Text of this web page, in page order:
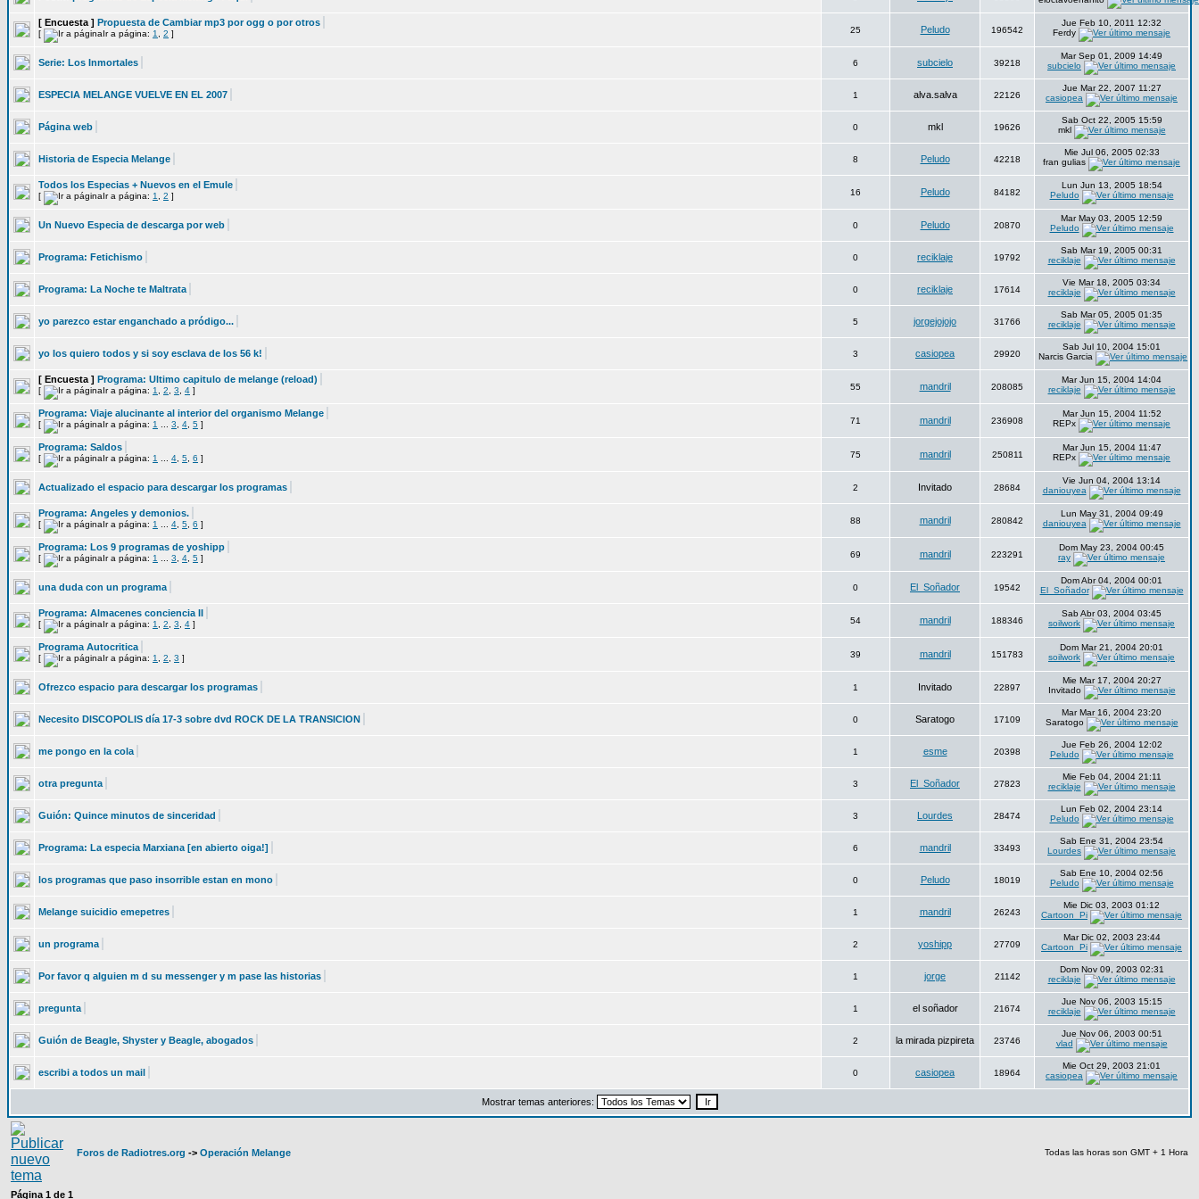
[ Encuesta ] Propuesta de Cambiar mp3 por ogg o por otros
[ Ir a página: 1 2 ] 25 Peludo 196542
Jue Feb 10, 2011 12:32
Ferdy
Serie: Los Inmortales 6 subcielo 39218
Mar Sep 01, 2009 14:49
subcielo
ESPECIA MELANGE VUELVE EN EL 2007 1 alva.salva 22126
Jue Mar 22, 2007 11:27
casiopea
Página web 0 mkl 19626
Sab Oct 22, 2005 15:59
mkl
Historia de Especia Melange 8 Peludo 42218
Mie Jul 06, 2005 02:33
fran gulias
Todos los Especias + Nuevos en el Emule
[ Ir a página: 1 2 ] 16 Peludo 84182
Lun Jun 13, 2005 18:54
Peludo
Un Nuevo Especia de descarga por web 0 Peludo 20870
Mar May 03, 2005 12:59
Peludo
Programa: Fetichismo 0 reciklaje 19792
Sab Mar 19, 2005 00:31
reciklaje
Programa: La Noche te Maltrata 0 reciklaje 17614
Vie Mar 18, 2005 03:34
reciklaje
yo parezco estar enganchado a pródigo... 5 jorgejojojo 31766
Sab Mar 05, 2005 01:35
reciklaje
yo los quiero todos y si soy esclava de los 56 k! 3 casiopea 29920
Sab Jul 10, 2004 15:01
Narcis Garcia
[ Encuesta ] Programa: Ultimo capitulo de melange (reload)
[ Ir a página: 1 2 3 4 ] 55 mandril 208085
Mar Jun 15, 2004 14:04
reciklaje
Programa: Viaje alucinante al interior del organismo Melange
[ Ir a página: 1 3 4 5 ] 71 mandril 236908
Mar Jun 15, 2004 11:52
REPx
Programa: Saldos
[ Ir a página: 1 4 5 6 ] 75 mandril 250811
Mar Jun 15, 2004 11:47
REPx
Actualizado el espacio para descargar los programas 2 Invitado 28684
Vie Jun 04, 2004 13:14
daniouyea
Programa: Angeles y demonios.
[ Ir a página: 1 4 5 6 ] 88 mandril 280842
Lun May 31, 2004 09:49
daniouyea
Programa: Los 9 programas de yoshipp
[ Ir a página: 1 3 4 5 ] 69 mandril 223291
Dom May 23, 2004 00:45
ray
una duda con un programa 0 El_Soñador 19542
Dom Abr 04, 2004 00:01
El_Soñador
Programa: Almacenes conciencia II
[ Ir a página: 1 2 3 4 ] 54 mandril 188346
Sab Abr 03, 2004 03:45
soilwork
Programa Autocritica
[ Ir a página: 1 2 3 ] 39 mandril 151783
Dom Mar 21, 2004 20:01
soilwork
Ofrezco espacio para descargar los programas 1 Invitado 22897
Mie Mar 17, 2004 20:27
Invitado
Necesito DISCOPOLIS día 17-3 sobre dvd ROCK DE LA TRANSICION 0 Saratogo 17109
Mar Mar 16, 2004 23:20
Saratogo
me pongo en la cola 1 esme 20398
Jue Feb 26, 2004 12:02
Peludo
otra pregunta 3 El_Soñador 27823
Mie Feb 04, 2004 21:11
reciklaje
Guión: Quince minutos de sinceridad 3 Lourdes 28474
Lun Feb 02, 2004 23:14
Peludo
Programa: La especia Marxiana [en abierto oiga!] 6 mandril 33493
Sab Ene 31, 2004 23:54
Lourdes
los programas que paso insorrible estan en mono 0 Peludo 18019
Sab Ene 10, 2004 02:56
Peludo
Melange suicidio emepetres 1 mandril 26243
Mie Dic 03, 2003 01:12
Cartoon_Pi
un programa 2 yoshipp 27709
Mar Dic 02, 2003 23:44
Cartoon_Pi
Por favor q alguien m d su messenger y m pase las historias 1 jorge 21142
Dom Nov 09, 2003 02:31
reciklaje
pregunta 1 el soñador 21674
Jue Nov 06, 2003 15:15
reciklaje
Guión de Beagle, Shyster y Beagle, abogados 2 la mirada pizpireta 23746
Jue Nov 06, 2003 00:51
vlad
escribi a todos un mail 0 casiopea 18964
Mie Oct 29, 2003 21:01
casiopea
Mostrar temas anteriores:
Foros de Radiotres.org -> Operación Melange Todas las horas son GMT + 1 Hora
Página 1 de 1